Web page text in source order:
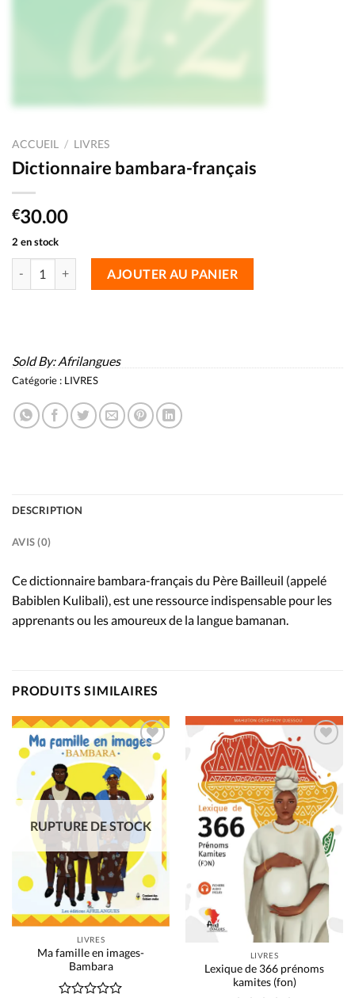
ACCUEIL / LIVRES
Dictionnaire bambara-français
€30.00
2 en stock
AJOUTER AU PANIER
Sold By:Afrilangues
Catégorie : LIVRES
DESCRIPTION
AVIS (0)
Ce dictionnaire bambara-français du Père Bailleuil (appelé
Babiblen Kulibali), est une ressource indispensable pour les
apprenants ou les amoureux de la langue bamanan.
PRODUITS SIMILAIRES
Add to
RUPTURE DE STOCK
LIVRES
Ma famille en images-
Bambara
Add to
wishlist
LIVRES
Lexique de 366 prénoms
kamites (fon)